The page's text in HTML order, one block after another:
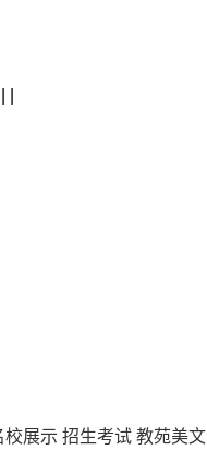
校展示 招生考试 教苑美文